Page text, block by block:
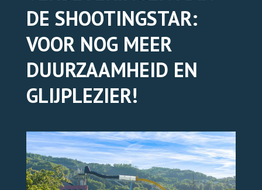
TICKETS ONLINE
DE SHOOTINGSTAR:
VOOR NOG MEER
DUURZAAMHEID EN
GLIJPLEZIER!